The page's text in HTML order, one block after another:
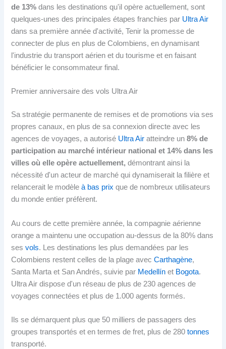
de 13% dans les destinations qu'il opère actuellement, sont
quelques-unes des principales étapes franchies par Ultra Air
dans sa première année d'activité, Tenir la promesse de
connecter de plus en plus de Colombiens, en dynamisant
l'industrie du transport aérien et du tourisme et en faisant
bénéficier le consommateur final.
Premier anniversaire des vols Ultra Air
Sa stratégie permanente de remises et de promotions via ses
propres canaux, en plus de sa connexion directe avec les
agences de voyages, a autorisé Ultra Air atteindre un8% de
participation au marché intérieur national et 14% dans les
villes où elle opère actuellement,démontrant ainsi la
nécessité d'un acteur de marché qui dynamiserait la filière et
relancerait le modèleà bas prix que de nombreux utilisateurs
du monde entier préfèrent.
Au cours de cette première année, la compagnie aérienne
orange a maintenu une occupation au-dessus de la 80% dans
sesvols. Les destinations les plus demandées par les
Colombiens restent celles de la plage avecCarthagène,
Santa Marta et San Andrés, suivie par Medellín et Bogota.
Ultra Air dispose d'un réseau de plus de 230 agences de
voyages connectées et plus de 1.000 agents formés.
Ils se démarquent plus que 50 milliers de passagers des
groupes transportés et en termes de fret, plus de 280tonnes
transporté.